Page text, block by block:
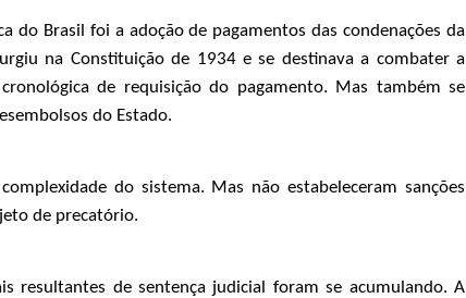
do Brasil foi a adoção de pagamentos das condenações da
na Constituição de 1934 e se destinava a combater a
de requisição do pagamento. Mas também se
do Estado.
do sistema. Mas não estabeleceram sanções
de precatório.
resultantes de sentença judicial foram se acumulando. A